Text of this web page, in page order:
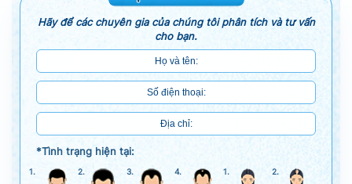
Hãy để các chuyên gia của chúng tôi phân tích và tư vấn
cho bạn.
*Tình trạng hiện tại:
1. 2. 3. 4. 1. 2.